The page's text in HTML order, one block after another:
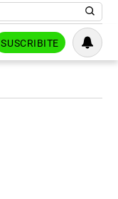
SUSCRIBITE